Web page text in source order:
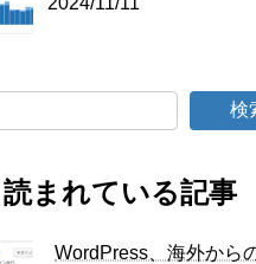
検
まれている記事
WordPress、海外から